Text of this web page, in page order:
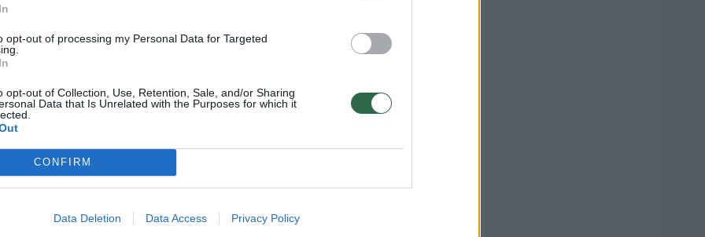
opt-out of processing my Personal Data for Targeted
opt-out of Collection, Use, Retention, Sale, and/or Sharing
Data that Is Unrelated with the Purposes for which it
CONFIRM
Data Deletion Data Access Privacy Policy
–
rimtą pavojų sveikatai
2 14